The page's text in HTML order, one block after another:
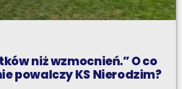
niż wzmocnień.” O co
powalczy KS Nierodzim?